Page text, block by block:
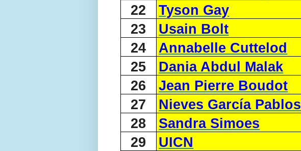
22
Tyson Gay
23
Usain Bolt
24
Annabelle Cuttelod
25
Dania Abdul Malak
26
Jean Pierre Boudot
27
Nieves García Pablos
28
Sandra Simoes
29
UICN